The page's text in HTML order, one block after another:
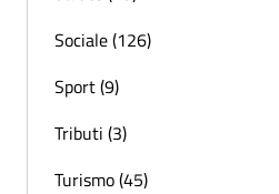
Sociale (126)
Sport (9)
Tributi (3)
Turismo (45)